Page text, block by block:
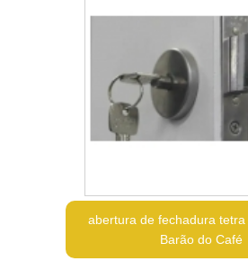
abertura de fechadura
Barão do Café